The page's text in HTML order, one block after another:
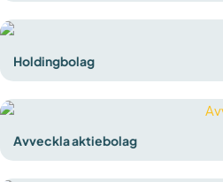
Holdingbolag
Avveckla aktiebolag